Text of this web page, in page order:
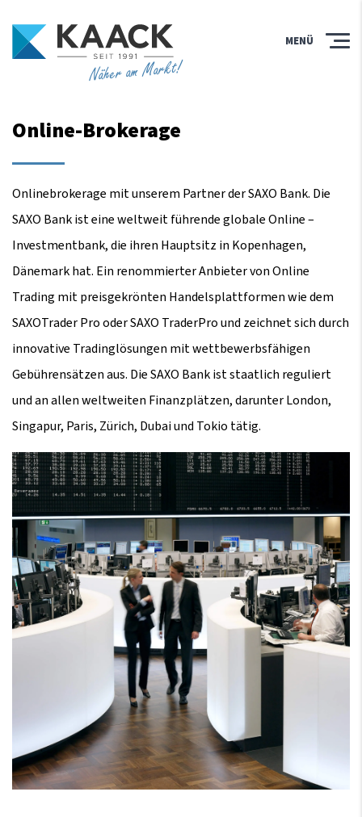
Näher am Markt!
MENÜ
Online-Brokerage
Onlinebrokerage mit unserem Partner der SAXO Bank. Die
SAXO Bank ist eine weltweit führende globale Online –
Investmentbank, die ihren Hauptsitz in Kopenhagen,
Dänemark hat. Ein renommierter Anbieter von Online
Trading mit preisgekrönten Handelsplattformen wie dem
SAXOTrader Pro oder SAXO TraderPro und zeichnet sich durch
innovative Tradinglösungen mit wettbewerbsfähigen
Gebührensätzen aus. Die SAXO Bank ist staatlich reguliert
und an allen weltweiten Finanzplätzen, darunter London,
Singapur, Paris, Zürich, Dubai und Tokio tätig.